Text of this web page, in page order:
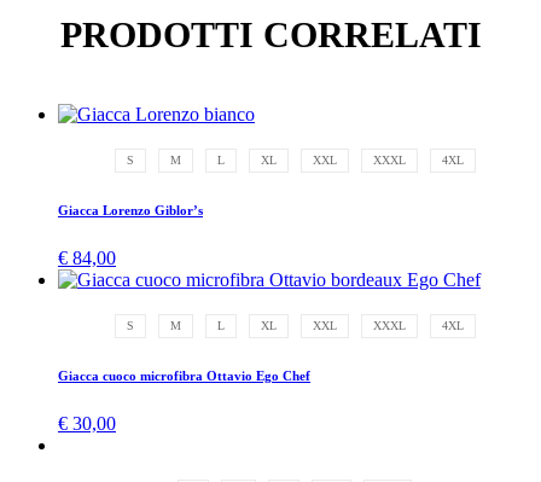
PRODOTTI CORRELATI
S M L XL XXL XXXL 4XL
Giacca Lorenzo Giblor’s
€ 84,00
S M L XL XXL XXXL 4XL
Giacca cuoco microfibra Ottavio Ego Chef
€ 30,00